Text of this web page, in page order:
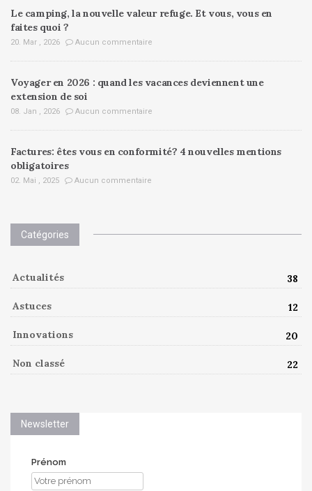
Le camping, la nouvelle valeur refuge. Et vous, vous en
faites quoi ?
20. Mar , 2026 Aucun commentaire
Voyager en 2026 : quand les vacances deviennent une
extension de soi
08. Jan , 2026 Aucun commentaire
Factures: êtes vous en conformité? 4 nouvelles mentions
obligatoires
02. Mai , 2025 Aucun commentaire
Catégories
Actualités 38
Astuces 12
Innovations 20
Non classé 22
Newsletter
Prénom